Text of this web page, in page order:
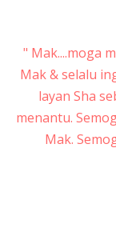
" Mak....moga
Mak & selalu
layan Sha
menantu.
Mak.